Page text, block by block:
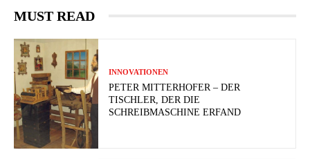
MUST READ
INNOVATIONEN
PETER MITTERHOFER – DER
TISCHLER, DER DIE
SCHREIBMASCHINE ERFAND